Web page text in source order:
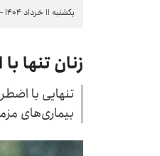
یکشنبه ۱۱ خرداد ۱۴۰۴ - ۰۶:۳۸
زنان تنها
تنهایی با
بیماری‌های